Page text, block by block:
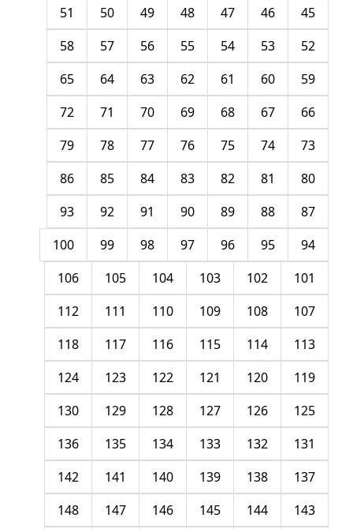
45
46
47
48
49
50
51
52
53
54
55
56
57
58
59
60
61
62
63
64
65
66
67
68
69
70
71
72
73
74
75
76
77
78
79
80
81
82
83
84
85
86
87
88
89
90
91
92
93
94
95
96
97
98
99
100
101
102
103
104
105
106
107
108
109
110
111
112
113
114
115
116
117
118
119
120
121
122
123
124
125
126
127
128
129
130
131
132
133
134
135
136
137
138
139
140
141
142
143
144
145
146
147
148